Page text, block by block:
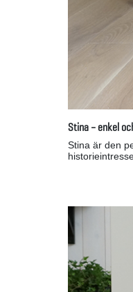
Stina – enkel
Stina är den